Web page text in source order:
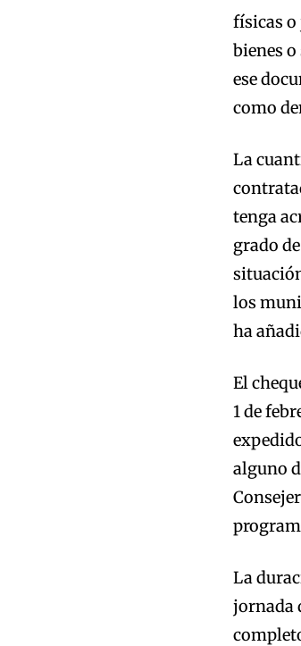
físicas o
bienes
ese
como
La
tenga
grado
los
ha
El
1 de
alguno
La
jornada